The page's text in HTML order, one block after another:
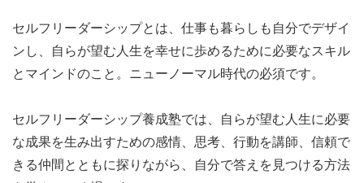
セルフリーダーシップとは、仕事も暮らしも自分でデザイ
ンし、自らが望む人生を幸せに歩めるために必要なスキル
とマインドのこと。ニューノーマル時代の必須です。
セルフリーダーシップ養成塾では、自らが望む人生に必要
な成果を生み出すための感情、思考、行動を講師、信頼で
きる仲間とともに探りながら、自分で答えを見つける方法